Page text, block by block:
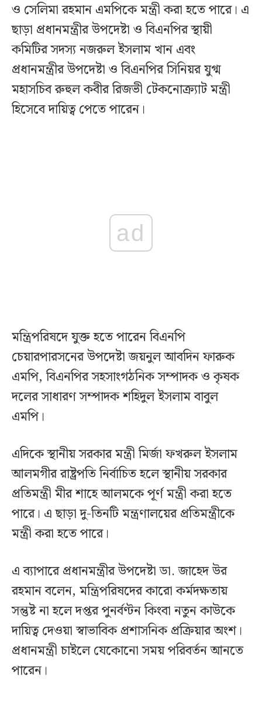
ও সেলিমা রহমান এমপিকে মন্ত্রী করা হতে পারে। এ
ছাড়া প্রধানমন্ত্রীর উপদেষ্টা ও বিএনপির স্থায়ী
কমিটির সদস্য নজরুল ইসলাম খান এবং
প্রধানমন্ত্রীর উপদেষ্টা ও বিএনপির সিনিয়র যুগ্ম
মহাসচিব রুহুল কবীর রিজভী টেকনোক্র্যাট মন্ত্রী
হিসেবে দায়িত্ব পেতে পারেন।
ad
মন্ত্রিপরিষদে যুক্ত হতে পারেন বিএনপি
চেয়ারপারসনের উপদেষ্টা জয়নুল আবদিন ফারুক
এমপি, বিএনপির সহসাংগঠনিক সম্পাদক ও কৃষক
দলের সাধারণ সম্পাদক শহিদুল ইসলাম বাবুল
এমপি।
এদিকে স্থানীয় সরকার মন্ত্রী মির্জা ফখরুল ইসলাম
আলমগীর রাষ্ট্রপতি নির্বাচিত হলে স্থানীয় সরকার
প্রতিমন্ত্রী মীর শাহে আলমকে পূর্ণ মন্ত্রী করা হতে
পারে। এ ছাড়া দু-তিনটি মন্ত্রণালয়ের প্রতিমন্ত্রীকে
মন্ত্রী করা হতে পারে।
এ ব্যাপারে প্রধানমন্ত্রীর উপদেষ্টা ডা. জাহেদ উর
রহমান বলেন, মন্ত্রিপরিষদের কারো কর্মদক্ষতায়
সন্তুষ্ট না হলে দপ্তর পুনর্বণ্টন কিংবা নতুন কাউকে
দায়িত্ব দেওয়া স্বাভাবিক প্রশাসনিক প্রক্রিয়ার অংশ।
প্রধানমন্ত্রী চাইলে যেকোনো সময় পরিবর্তন আনতে
পারেন।